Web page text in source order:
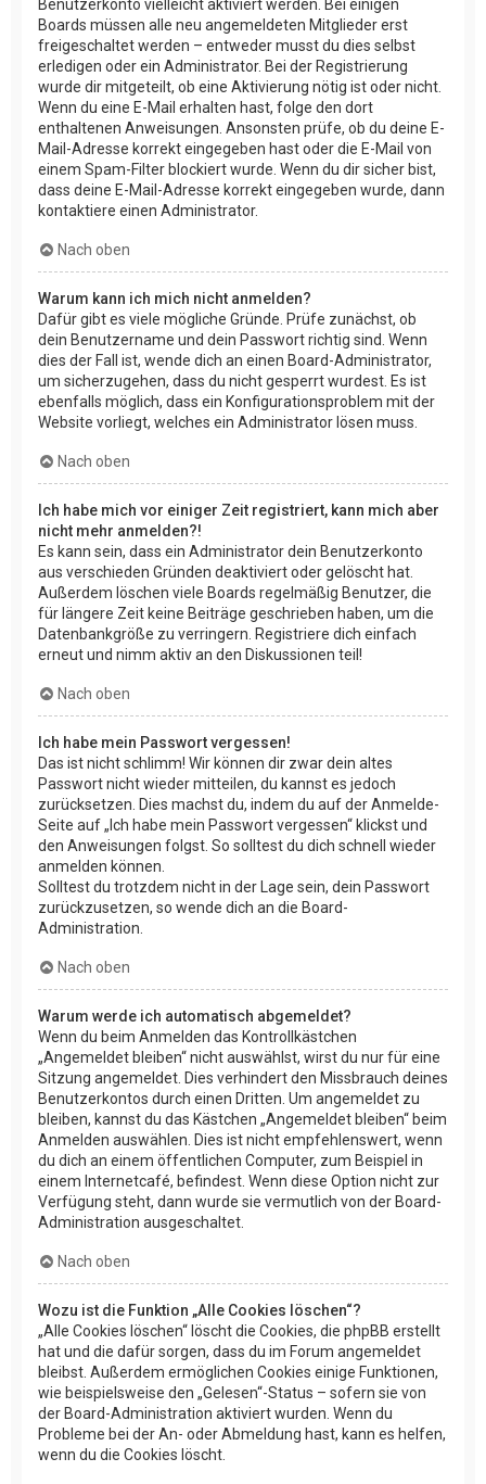
Benutzerkonto vielleicht aktiviert werden. Bei einigen
Boards müssen alle neu angemeldeten Mitglieder erst
freigeschaltet werden – entweder musst du dies selbst
erledigen oder ein Administrator. Bei der Registrierung
wurde dir mitgeteilt, ob eine Aktivierung nötig ist oder nicht.
Wenn du eine E-Mail erhalten hast, folge den dort
enthaltenen Anweisungen. Ansonsten prüfe, ob du deine E-
Mail-Adresse korrekt eingegeben hast oder die E-Mail von
einem Spam-Filter blockiert wurde. Wenn du dir sicher bist,
dass deine E-Mail-Adresse korrekt eingegeben wurde, dann
kontaktiere einen Administrator.
Nach oben
Warum kann ich mich nicht anmelden?
Dafür gibt es viele mögliche Gründe. Prüfe zunächst, ob
dein Benutzername und dein Passwort richtig sind. Wenn
dies der Fall ist, wende dich an einen Board-Administrator,
um sicherzugehen, dass du nicht gesperrt wurdest. Es ist
ebenfalls möglich, dass ein Konfigurationsproblem mit der
Website vorliegt, welches ein Administrator lösen muss.
Nach oben
Ich habe mich vor einiger Zeit registriert, kann mich aber
nicht mehr anmelden?!
Es kann sein, dass ein Administrator dein Benutzerkonto
aus verschieden Gründen deaktiviert oder gelöscht hat.
Außerdem löschen viele Boards regelmäßig Benutzer, die
für längere Zeit keine Beiträge geschrieben haben, um die
Datenbankgröße zu verringern. Registriere dich einfach
erneut und nimm aktiv an den Diskussionen teil!
Nach oben
Ich habe mein Passwort vergessen!
Das ist nicht schlimm! Wir können dir zwar dein altes
Passwort nicht wieder mitteilen, du kannst es jedoch
zurücksetzen. Dies machst du, indem du auf der Anmelde-
Seite auf „Ich habe mein Passwort vergessen“ klickst und
den Anweisungen folgst. So solltest du dich schnell wieder
anmelden können.
Solltest du trotzdem nicht in der Lage sein, dein Passwort
zurückzusetzen, so wende dich an die Board-
Administration.
Nach oben
Warum werde ich automatisch abgemeldet?
Wenn du beim Anmelden das Kontrollkästchen
„Angemeldet bleiben“ nicht auswählst, wirst du nur für eine
Sitzung angemeldet. Dies verhindert den Missbrauch deines
Benutzerkontos durch einen Dritten. Um angemeldet zu
bleiben, kannst du das Kästchen „Angemeldet bleiben“ beim
Anmelden auswählen. Dies ist nicht empfehlenswert, wenn
du dich an einem öffentlichen Computer, zum Beispiel in
einem Internetcafé, befindest. Wenn diese Option nicht zur
Verfügung steht, dann wurde sie vermutlich von der Board-
Administration ausgeschaltet.
Nach oben
Wozu ist die Funktion „Alle Cookies löschen“?
„Alle Cookies löschen“ löscht die Cookies, die phpBB erstellt
hat und die dafür sorgen, dass du im Forum angemeldet
bleibst. Außerdem ermöglichen Cookies einige Funktionen,
wie beispielsweise den „Gelesen“-Status – sofern sie von
der Board-Administration aktiviert wurden. Wenn du
Probleme bei der An- oder Abmeldung hast, kann es helfen,
wenn du die Cookies löscht.